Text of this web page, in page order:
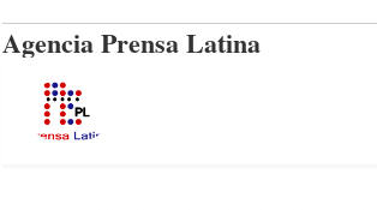
Agencia Prensa Latina